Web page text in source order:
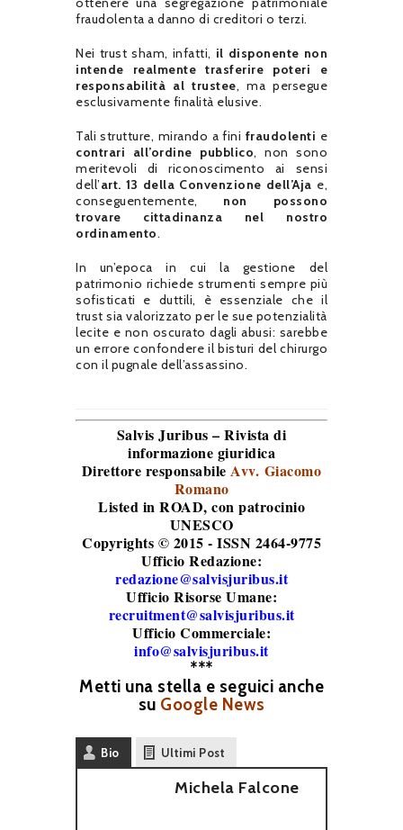
fraudolenta a danno di creditori o terzi.
Nei trust sham, infatti, il disponente non
intende realmente trasferire poteri e
responsabilità al trustee, ma persegue
esclusivamente finalità elusive.
Tali strutture, mirando a fini fraudolenti e
contrari all’ordine pubblico, non sono
meritevoli di riconoscimento ai sensi
dell’art. 13 della Convenzione dell’Aja e,
conseguentemente, non possono
trovare cittadinanza nel nostro
ordinamento.
In un’epoca in cui la gestione del
patrimonio richiede strumenti sempre più
sofisticati e duttili, è essenziale che il
trust sia valorizzato per le sue potenzialità
lecite e non oscurato dagli abusi: sarebbe
un errore confondere il bisturi del chirurgo
con il pugnale dell’assassino.
Salvis Juribus – Rivista di
informazione giuridica
Direttore responsabileAvv. Giacomo
Romano
Listed in ROAD, con patrocinio
UNESCO
Copyrights © 2015 - ISSN 2464-9775
Ufficio Redazione:
redazione@salvisjuribus.it
Ufficio Risorse Umane:
recruitment@salvisjuribus.it
Ufficio Commerciale:
info@salvisjuribus.it
***
Metti una stella e seguici anche
su Google News
Bio Ultimi Post
Michela Falcone